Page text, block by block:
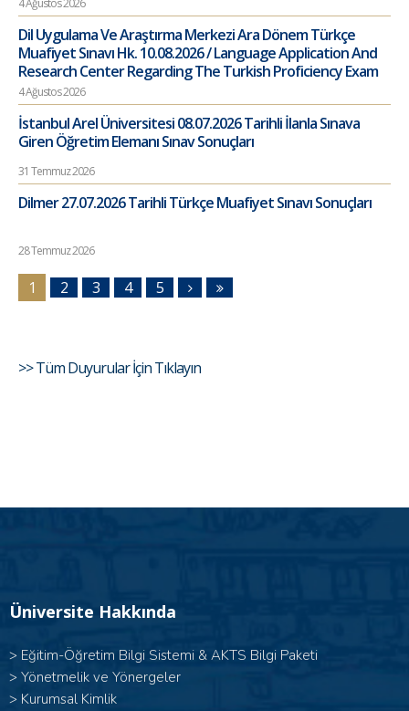
4 Ağustos 2026
Dil Uygulama Ve Araştırma Merkezi Ara Dönem Türkçe
Muafiyet Sınavı Hk. 10.08.2026 / Language Application And
Research Center Regarding The Turkish Proficiency Exam
4 Ağustos 2026
İstanbul Arel Üniversitesi 08.07.2026 Tarihli İlanla Sınava
Giren Öğretim Elemanı Sınav Sonuçları
31 Temmuz 2026
Dilmer 27.07.2026 Tarihli Türkçe Muafiyet Sınavı Sonuçları
28 Temmuz 2026
1 2 3 4 5
>> Tüm Duyurular İçin Tıklayın
Üniversite Hakkında
> Eğitim-Öğretim Bilgi Sistemi & AKTS Bilgi Paketi
> Yönetmelik ve Yönergeler
> Kurumsal Kimlik